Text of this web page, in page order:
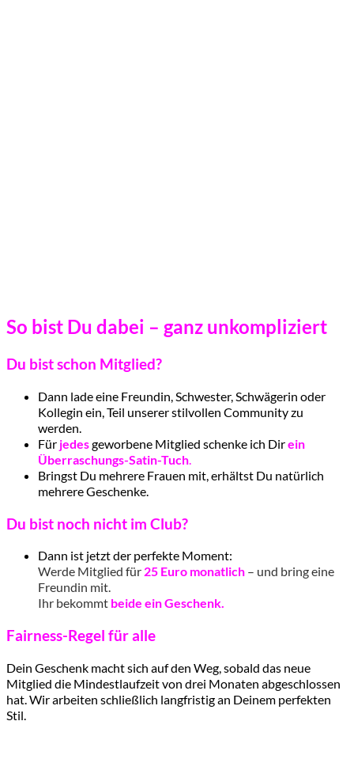
So bist Du dabei – ganz unkompliziert
Du bist schon Mitglied?
Dann lade eine Freundin, Schwester, Schwägerin oder
Kollegin ein, Teil unserer stilvollen Community zu
werden.
Für jedesgeworbene Mitglied schenke ich Direin
Überraschungs-Satin-Tuch
Bringst Du mehrere Frauen mit, erhältst Du natürlich
mehrere Geschenke.
Du bist noch nicht im Club?
Dann ist jetzt der perfekte Moment:
Werde Mitglied für 25 Euro monatlich – und bring eine
Freundin mit.
Ihr bekommt beide ein Geschenk.
Fairness-Regel für alle
Dein Geschenk macht sich auf den Weg, sobald das neue
Mitglied die Mindestlaufzeit von drei Monaten abgeschlossen
hat. Wir arbeiten schließlich langfristig an Deinem perfekten
Stil.